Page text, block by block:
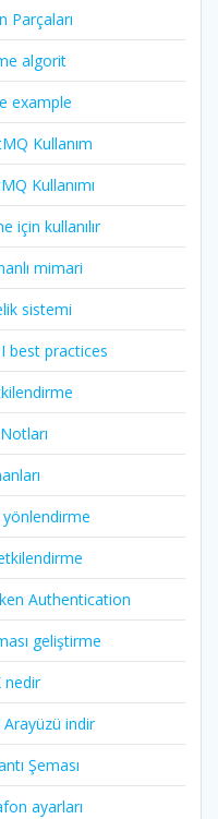
Parçaları
algorit
example
Kullanım
Kullanımı
için kullanılır
mimari
sistemi
best practices
yönlendirme
Authentication
geliştirme
nedir
indir
Şeması
ayarları